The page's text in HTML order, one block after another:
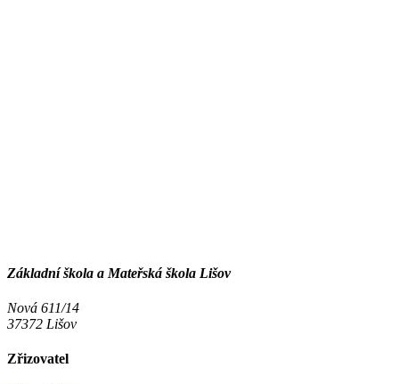
Základní škola a Mateřská škola Lišov
Nová 611/14
37372 Lišov
Zřizovatel